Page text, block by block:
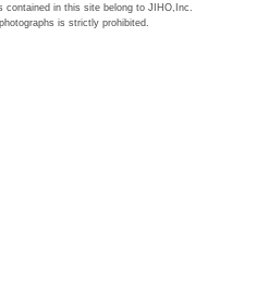
contained in this site belong to JIHO,Inc.
is strictly prohibited.